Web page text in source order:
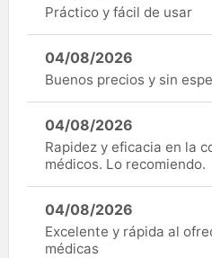
Práctico y fácil de usar
04/08/2026
Buenos precios y sin
04/08/2026
Rapidez y eficacia en la
médicos. Lo recomiendo.
04/08/2026
Excelente y rápida al
médicas